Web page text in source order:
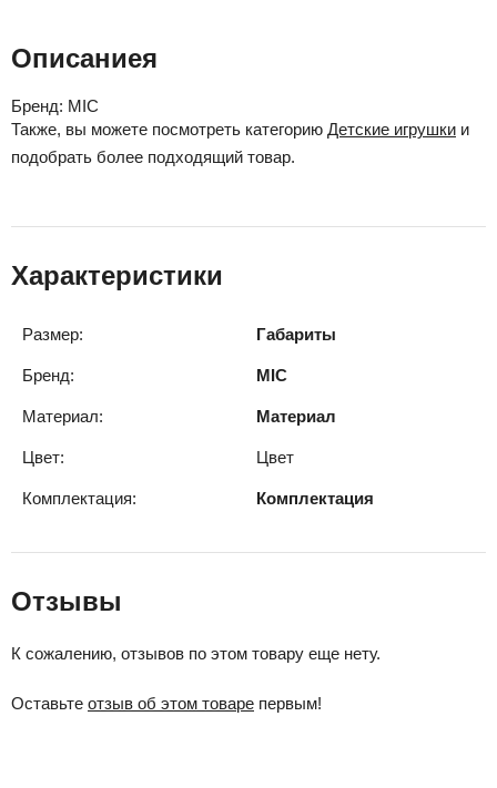
Описаниея
Бренд: MIC
Также, вы можете посмотреть категорию Детские игрушки и
подобрать более подходящий товар.
Характеристики
Размер: Габариты
Бренд: MIC
Материал: Материал
Цвет: Цвет
Комплектация: Комплектация
Отзывы
К сожалению, отзывов по этом товару еще нету.
Оставьте отзыв об этом товаре первым!